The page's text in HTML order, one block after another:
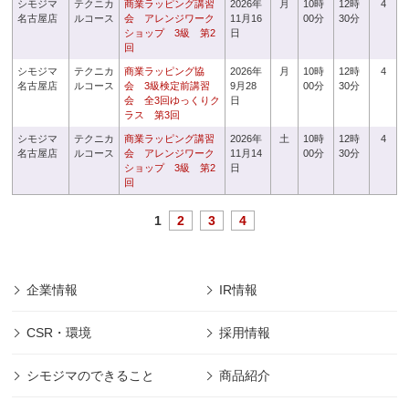
シモジマ
名古屋店
テクニカ
ルコース
商業ラッピング講習
会 アレンジワーク
ショップ 3級 第2
回
2026年
11月16
日
月
10時
00分
12時
30分
4
シモジマ
名古屋店
テクニカ
ルコース
商業ラッピング協
会 3級検定前講習
会 全3回ゆっくりク
ラス 第3回
2026年
9月28
日
月
10時
00分
12時
30分
4
シモジマ
名古屋店
テクニカ
ルコース
商業ラッピング講習
会 アレンジワーク
ショップ 3級 第2
回
2026年
11月14
日
土
10時
00分
12時
30分
4
1 2 3 4
企業情報 IR情報
CSR・環境 採用情報
シモジマのできること 商品紹介